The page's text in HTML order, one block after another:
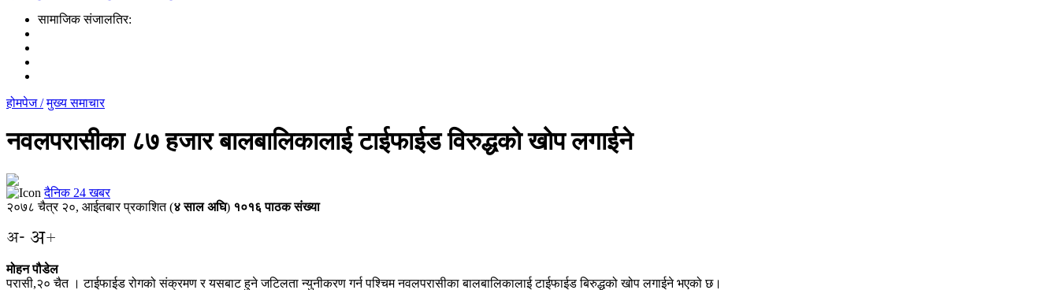
सामाजिक संजालतिर:
होमपेज / मुख्य समाचार
नवलपरासीका ८७ हजार बालबालिकालाई टाईफाईड विरुद्धको खोप लगाईने
दैनिक 24 खबर
२०७८ चैत्र २०, आईतबार प्रकाशित (४साल अघि) १०१६ पाठक संख्या
मोहन पौडेल
परासी,२० चैत । टाईफाईड रोगको संक्रमण र यसबाट हुने जटिलता न्युनीकरण गर्न पश्चिम नवलपरासीका बालबालिकालाई टाईफाईड बिरुद्धको खोप लगाईने भएको छ।